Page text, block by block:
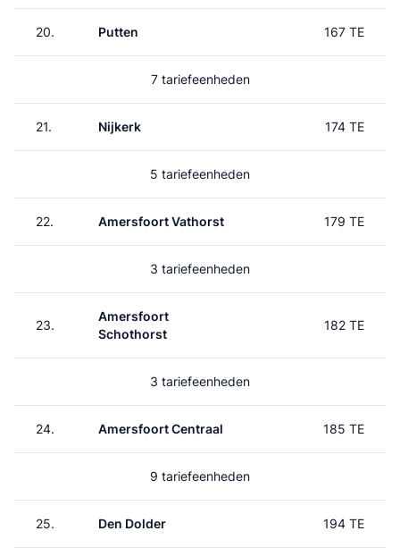
20. Putten 167 TE
7 tariefeenheden
21. Nijkerk 174 TE
5 tariefeenheden
22. Amersfoort Vathorst 179 TE
3 tariefeenheden
23.
Amersfoort
Schothorst
182 TE
3 tariefeenheden
24. Amersfoort Centraal 185 TE
9 tariefeenheden
25. Den Dolder 194 TE